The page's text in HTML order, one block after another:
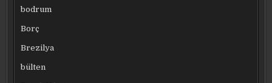
bodrum
Borç
Brezilya
bülten